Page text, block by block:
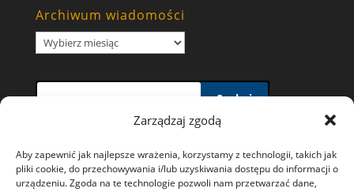
Zarządzaj zgodą
Aby zapewnić jak najlepsze wrażenia, korzystamy z technologii, takich jak
pliki cookie, do przechowywania i/lub uzyskiwania dostępu do informacji o
urządzeniu. Zgoda na te technologie pozwoli nam przetwarzać dane,
Archiwum wiadomości
Archiwum
Szukaj